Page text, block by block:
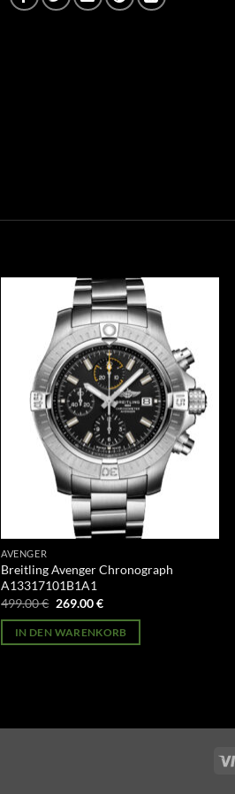
AVENGER
Breitling Avenger Chronograph
A13317101B1A1
499.00€ Ursprünglicher
war:
499.00 €
269.00€Aktueller
ist:
269.00 €.
IN DEN WARENKORB